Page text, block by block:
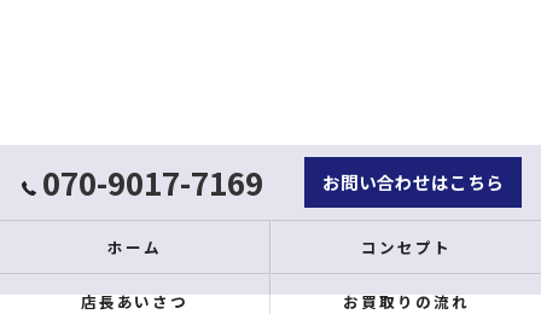
070-9017-7169 お問い合わせはこちら
ホーム コンセプト
店長あいさつ お買取りの流れ